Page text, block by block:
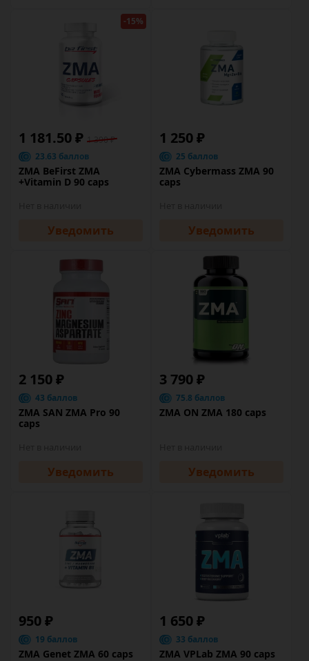
-15%
1 181.50 ₽ 1 390 ₽
23.63 баллов
ZMA BeFirst ZMA
+Vitamin D 90 caps
Уведомить
1 250 ₽
25 баллов
ZMA Cybermass ZMA 90
caps
Уведомить
2 150 ₽
43 баллов
ZMA SAN ZMA Pro 90
caps
Уведомить
3 790 ₽
75.8 баллов
ZMA ON ZMA 180 caps
Уведомить
950 ₽
19 баллов
ZMA Genet ZMA 60 caps
1 650 ₽
33 баллов
ZMA VPLab ZMA 90 caps